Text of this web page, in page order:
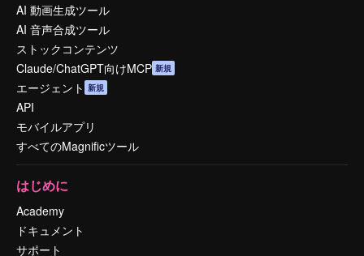
AI 動画生成ツール
AI 音声合成ツール
ストックコンテンツ
Claude/ChatGPT向けMCP 新規
エージェント 新規
API
モバイルアプリ
すべてのMagnificツール
はじめに
Academy
ドキュメント
サポート